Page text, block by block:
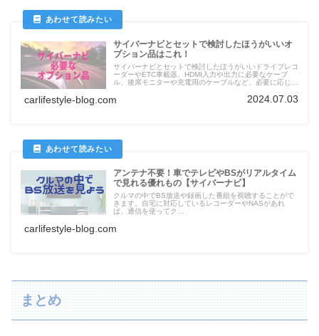
サイバーナビとセットで検討したほうがいいオ
プション品はこれ！
サイバーナビとセットで検討したほうがいいドライブレコ
ーダーやETC車載器、HDMI入力や出力に必要なケーブ
ル、後席モニターや充電用のケーブルなど、必要に応じた
carlifestyle-blog.com 2024.07.03
アンテナ不要！車でテレビやBSがリアルタイム
で見れる優れもの【サイバーナビ】
クルマの中でBS放送や録画した番組を視聴することがで
きます。自宅に対応しているレコーダーやNASがあれ
ば、通信を使ってク...
carlifestyle-blog.com
まとめ